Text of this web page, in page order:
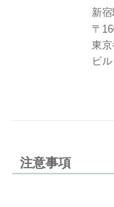
新
〒
東
ビ
注意事項